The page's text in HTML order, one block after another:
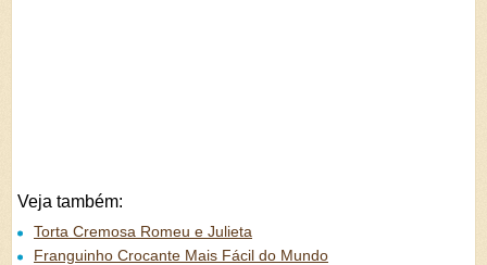
Veja também:
Torta Cremosa Romeu e Julieta
Franguinho Crocante Mais Fácil do Mundo